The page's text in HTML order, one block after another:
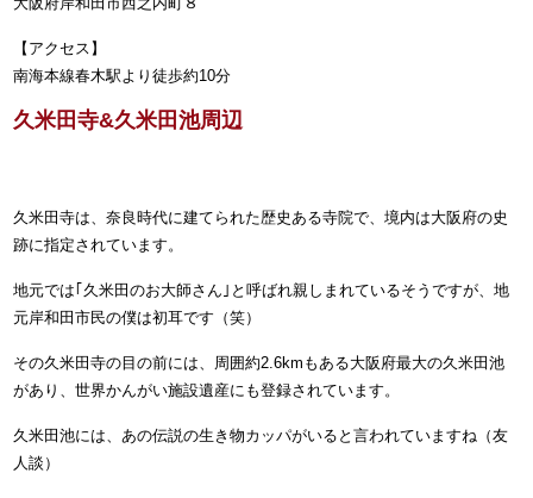
【アクセス】
南海本線春木駅より徒歩約10分
久米田寺&久米田池周辺
久米田寺は、奈良時代に建てられた歴史ある寺院で、境内は大阪府の史
跡に指定されています。
地元では｢久米田のお大師さん｣と呼ばれ親しまれているそうですが、地
元岸和田市民の僕は初耳です（笑）
その久米田寺の目の前には、周囲約2.6kmもある大阪府最大の久米田池
があり、世界かんがい施設遺産にも登録されています。
久米田池には、あの伝説の生き物カッパがいると言われていますね（友
人談）